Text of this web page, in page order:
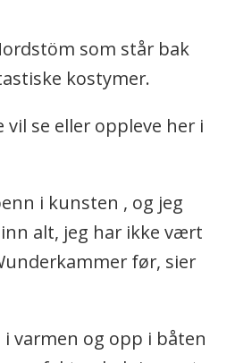
som står bak
kostymer.
vil se eller oppleve her i
i kunsten , og jeg
alt, jeg har ikke vært
før, sier
i varmen og opp i båten